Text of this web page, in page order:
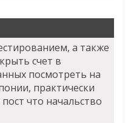
а также
счет в
посмотреть на
практически
что начальство